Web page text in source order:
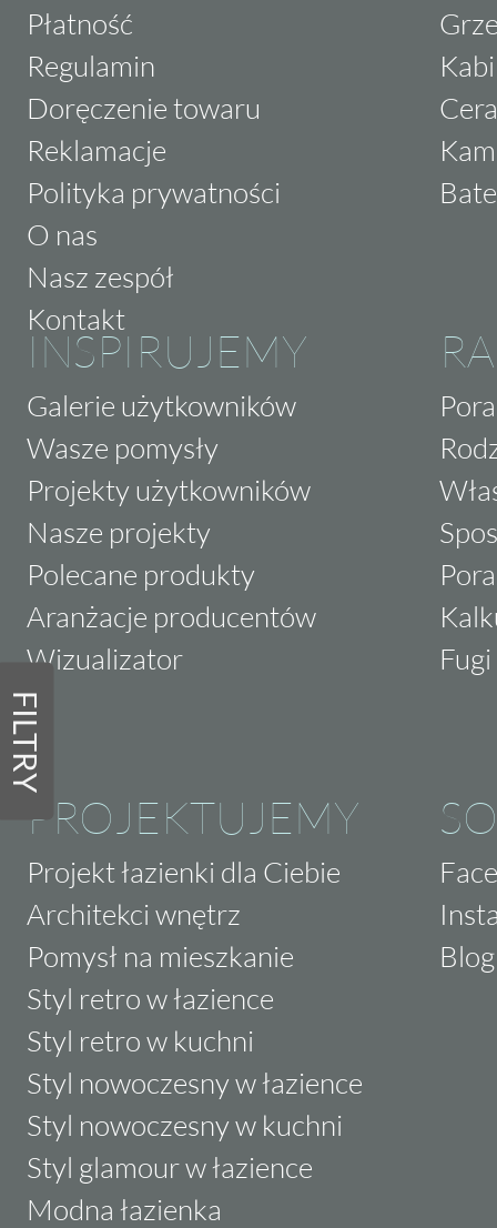
FILTRY
Płatność
Regulamin
Doręczenie towaru
Reklamacje
Polityka prywatności
O nas
Nasz zespół
Kontakt
INSPIRUJEMY
Galerie użytkowników
Wasze pomysły
Projekty użytkowników
Nasze projekty
Polecane produkty
Aranżacje producentów
Wizualizator
PROJEKTUJEMY
Projekt łazienki dla Ciebie
Architekci wnętrz
Pomysł na mieszkanie
Styl retro w łazience
Styl retro w kuchni
Styl nowoczesny w łazience
Styl nowoczesny w kuchni
Styl glamour w łazience
Modna łazienka
Blog